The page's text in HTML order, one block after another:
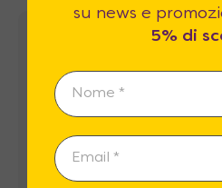
su news e
5% di